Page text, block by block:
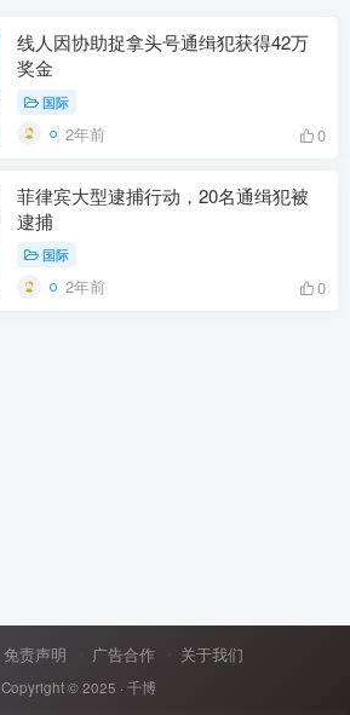
线人因协助捉拿头号通缉犯获得42万
奖金
国际
2年前 0
菲律宾大型逮捕行动，20名通缉犯被
逮捕
国际
2年前 0
免责声明 广告合作 关于我们
Copyright © 2025 · 千博